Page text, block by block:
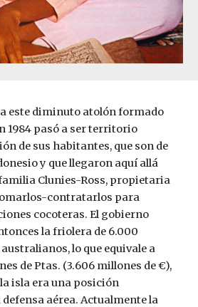
este diminuto atolón formado
1984 pasó a ser territorio
de sus habitantes, que son de
y que llegaron aquí allá
Clunies-Ross, propietaria
contratarlos para
cocoteras. El gobierno
la friolera de 6.000
lo que equivale a
de Ptas. (3.606 millones de €),
isla era una posición
aérea. Actualmente la